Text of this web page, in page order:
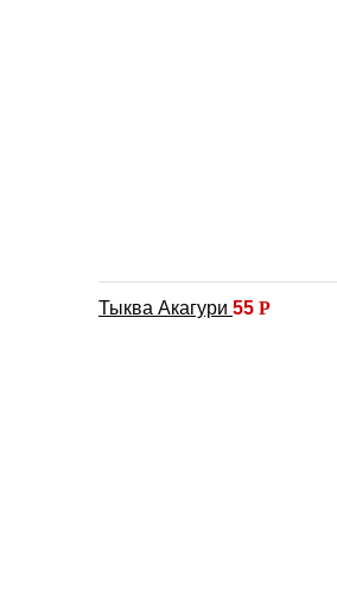
Тыква Акагури 55 Р